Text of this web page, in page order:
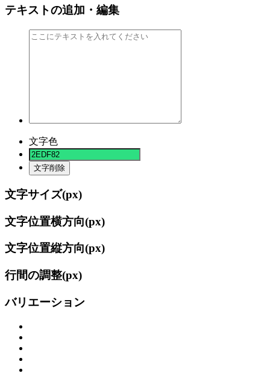
テキストの追加・編集
文字色
文字削除
文字サイズ(px)
文字位置横方向(px)
文字位置縦方向(px)
行間の調整(px)
バリエーション